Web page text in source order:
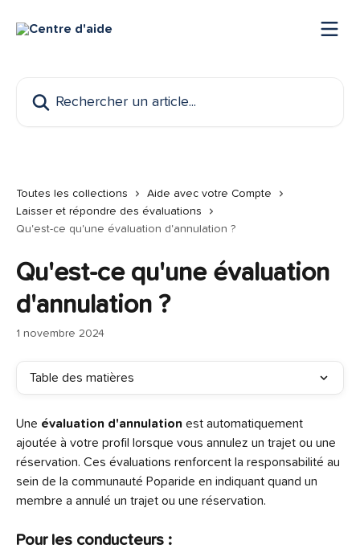
Toutes les collections
Aide avec votre Compte
Laisser et répondre des évaluations
Qu'est-ce qu'une évaluation d'annulation ?
Qu'est-ce qu'une évaluation
d'annulation ?
1 novembre 2024
Table des matières
Une évaluation d'annulation est automatiquement
ajoutée à votre profil lorsque vous annulez un trajet ou une
réservation. Ces évaluations renforcent la responsabilité au
sein de la communauté Poparide en indiquant quand un
membre a annulé un trajet ou une réservation.
Pour les conducteurs :